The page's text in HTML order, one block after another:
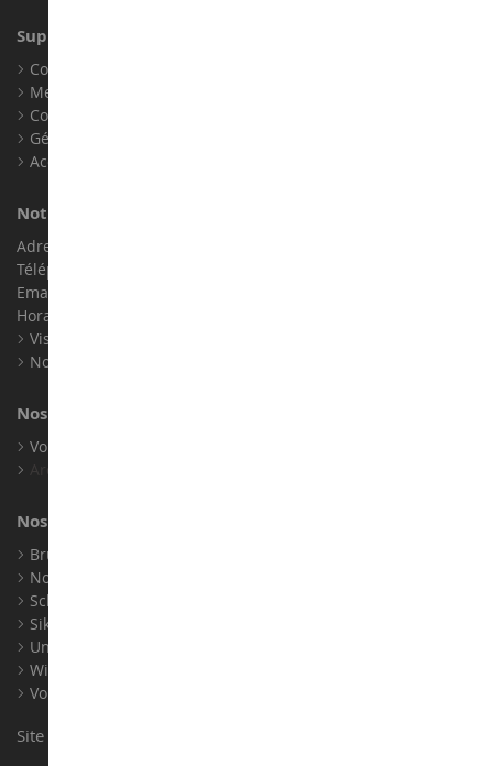
Support client
Conditions générales de ventes
Mentions légales
Contact
Gérer les cookies
Accessibilité : non conforme
Notre magasin de miniatures
Adresse : ZA LE Chemin, 61800 Montsecret
Téléphone :
Email :
Horaires : Du lundi au Samedi / 9h-18h
Visite virtuelle
Nos expositions
Nos marques
Voir toutes nos marques
Nos fabricants
Bruder
Norev
Schuco
Siku
Universal Hobbies
Wiking
Voir tous nos fabricants
Site conçu et réalisé par